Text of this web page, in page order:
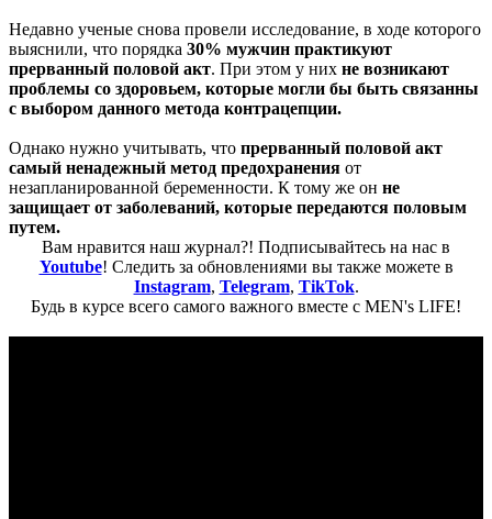
Недавно ученые снова провели исследование, в ходе которого
выяснили, что порядка 30% мужчин практикуют
прерванный половой акт. При этом у них не возникают
проблемы со здоровьем, которые могли бы быть связанны
с выбором данного метода контрацепции.
Однако нужно учитывать, что прерванный половой акт
самый ненадежный метод предохранения от
незапланированной беременности. К тому же он не
защищает от заболеваний, которые передаются половым
путем.
Вам нравится наш журнал?! Подписывайтесь на нас в
Youtube! Следить за обновлениями вы также можете в
Instagram, Telegram, TikTok.
Будь в курсе всего самого важного вместе с MEN's LIFE!